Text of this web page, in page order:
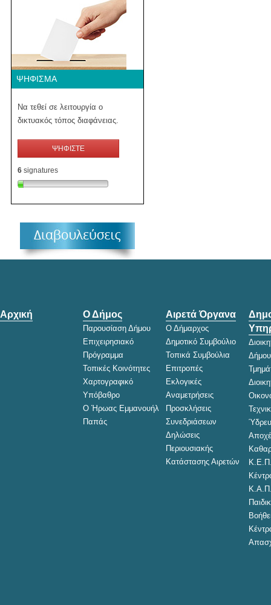
ΨΉΦΙΣΜΑ
Να τεθεί σε λειτουργία ο
δικτυακός τόπος διαφάνειας.
ΨΗΦΙΣΤΕ
6 signatures
Αρχική Ο Δήμος
Παρουσίαση Δήμου
Επιχειρησιακό
Πρόγραμμα
Τοπικές Κοινότητες
Χαρτογραφικό
Υπόβαθρο
Ο Ήρωας Εμμανουήλ
Παπάς
Αιρετά Όργανα
Ο Δήμαρχος
Δημοτικό Συμβούλιο
Τοπικά Συμβούλια
Επιτροπές
Εκλογικές
Αναμετρήσεις
Προσκλήσεις
Συνεδριάσεων
Δηλώσεις
Περιουσιακής
Κατάστασης Αιρετών
Δήμου